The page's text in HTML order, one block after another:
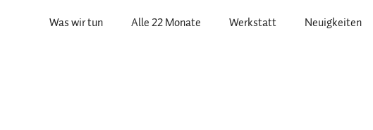
Was wir tun Alle 22 Monate Werkstatt Neuigkeiten